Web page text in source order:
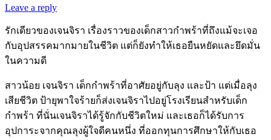
Leave a reply
รักเดียวของเจนจิรา เรื่องราวของเด็กสาวกำพร้าที่ถึงแม้จะเจอ
กับอุปสรรคมากมายในชีวิต แต่ก็ยังทำให้เธอยืนหยัดและยึดมั่น
ในความดี
สาวน้อย เจนจิรา เด็กกำพร้าที่อาศัยอยู่กับลุง และป้า แต่เมื่อลุง
เสียชีวิต ป้ายุพาใจร้ายก็ส่งเจนจิราไปอยู่โรงเรียนสำหรับเด็ก
กำพร้า ที่นั่นเจนจิราได้รู้จักกับชีวิตใหม่ และเธอก็ได้รับการ
อุปการะจากคุณลุงผู้ใจดีคนหนึ่ง ที่ออกทุนการศึกษาให้กับเธอ